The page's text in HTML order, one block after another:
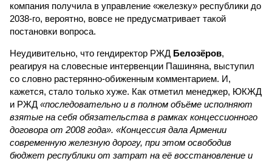
компания получила в управление «железку» республики до
2038-го, вероятно, вовсе не предусматривает такой
постановки вопроса.
Неудивительно, что гендиректор РЖД Белозёров,
реагируя на словесные интервенции Пашиняна, выступил
со словно растерянно-обиженным комментарием. И,
кажется, стало только хуже. Как отметил менеджер, ЮКЖД
и РЖД «последовательно и в полном объёме исполняют
взятые на себя обязательства в рамках концессионного
договора от 2008 года». «Концессия дала Армении
современную железную дорогу, при этом освободив
бюджет республики от затрат на её восстановление и